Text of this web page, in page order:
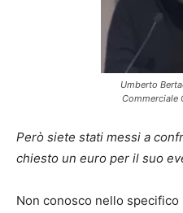
Umberto
Commerciale
Però siete stati messi a
chiesto un euro per il suo
Non conosco nello